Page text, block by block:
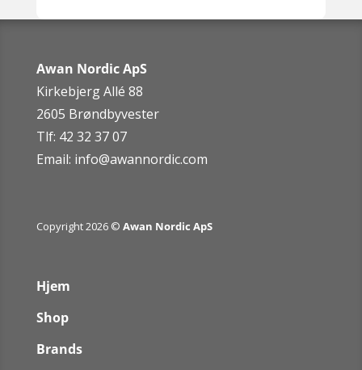
Awan Nordic ApS
Kirkebjerg Allé 88
2605 Brøndbyvester
Tlf: 42 32 37 07
Email: info@awannordic.com
Copyright 2026 © Awan Nordic ApS
Hjem
Shop
Brands